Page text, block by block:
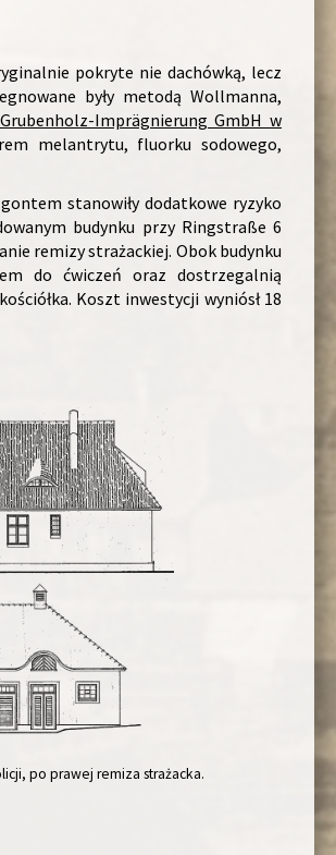
pokryte nie dachówką, lecz
były metodą Wollmanna,
Imprägnierung GmbH w
melantrytu, fluorku sodowego,
stanowiły dodatkowe ryzyko
budynku przy Ringstraße 6
remizy strażackiej. Obok budynku
do ćwiczeń oraz dostrzegalnią
Koszt inwestycji wyniósł 18
po prawej remiza strażacka.